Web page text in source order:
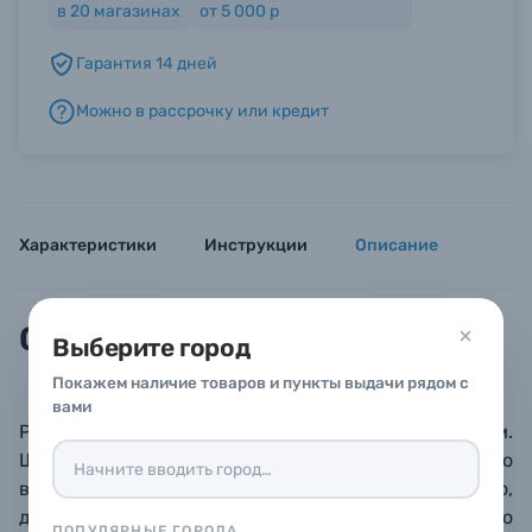
Выберите город
Покажем наличие товаров и пункты выдачи рядом с
вами
Б/У фототехника (Комиссионные товары)
в 20 магазинах
от 5 000 р
Гарантия 14 дней
Можно в рассрочку или кредит
Характеристики Инструкции Описание
Описание
Рамка для фотографий формата 10х15 см.
Широкий багет выполнен из МДФ, древесного
волокна – достаточно легкого и при этом прочного,
долговечного и экологически безопасного